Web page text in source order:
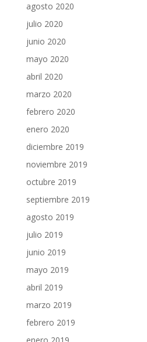
agosto 2020
julio 2020
junio 2020
mayo 2020
abril 2020
marzo 2020
febrero 2020
enero 2020
diciembre 2019
noviembre 2019
octubre 2019
septiembre 2019
agosto 2019
julio 2019
junio 2019
mayo 2019
abril 2019
marzo 2019
febrero 2019